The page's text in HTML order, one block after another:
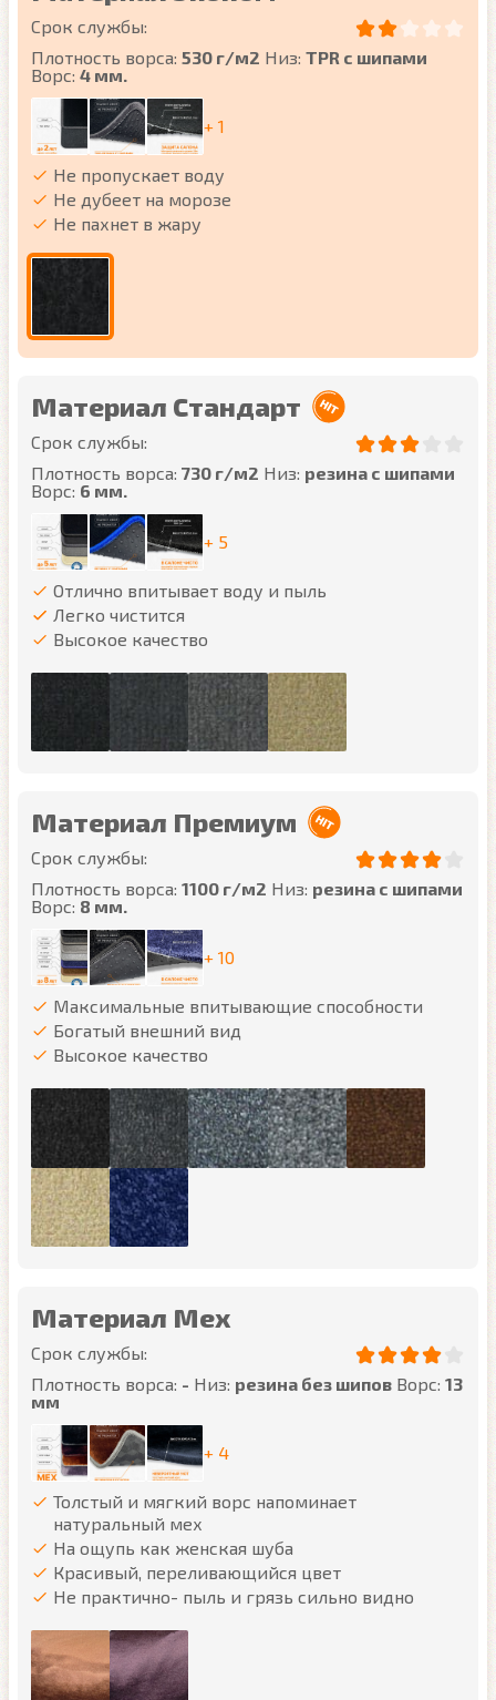
Срок службы:
Плотность ворса: 530 г/м2 Низ: TPR с шипами
Ворс: 4 мм.
+ 1
Не пропускает воду
Не дубеет на морозе
Не пахнет в жару
Материал Стандарт
Срок службы:
Плотность ворса: 730 г/м2 Низ: резина с шипами
Ворс: 6 мм.
+ 5
Отлично впитывает воду и пыль
Легко чистится
Высокое качество
Материал Премиум
Срок службы:
Плотность ворса: 1100 г/м2 Низ: резина с шипами
Ворс: 8 мм.
+ 10
Максимальные впитывающие способности
Богатый внешний вид
Высокое качество
Материал Мех
Срок службы:
Плотность ворса: - Низ: резина без шипов Ворс: 13
мм
+ 4
Толстый и мягкий ворс напоминает
натуральный мех
На ощупь как женская шуба
Красивый, переливающийся цвет
Не практично- пыль и грязь сильно видно